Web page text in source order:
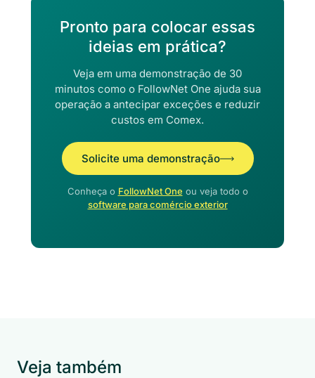
Pronto para colocar essas
ideias em prática?
Veja em uma demonstração de 30
minutos como o FollowNet One ajuda sua
operação a antecipar exceções e reduzir
custos em Comex.
Solicite uma demonstração
Conheça o FollowNet One ou veja todo o
software para comércio exterior
Veja também